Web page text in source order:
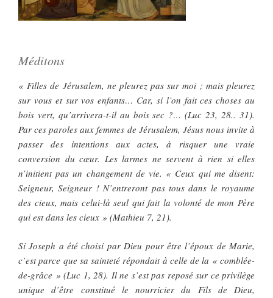
Méditons
« Filles de Jérusalem, ne pleurez pas sur moi ; mais pleurez
sur vous et sur vos enfants… Car, si l’on fait ces choses au
bois vert, qu’arrivera-t-il au bois sec ?… (Luc 23, 28.. 31).
Par ces paroles aux femmes de Jérusalem, Jésus nous invite à
passer des intentions aux actes, à risquer une vraie
conversion du cœur. Les larmes ne servent à rien si elles
n’initient pas un changement de vie. « Ceux qui me disent:
Seigneur, Seigneur ! N’entreront pas tous dans le royaume
des cieux, mais celui-là seul qui fait la volonté de mon Père
qui est dans les cieux » (Mathieu 7, 21).
Si Joseph a été choisi par Dieu pour être l’époux de Marie,
c’est parce que sa sainteté répondait à celle de la « comblée-
de-grâce » (Luc 1, 28). Il ne s’est pas reposé sur ce privilège
unique d’être constitué le nourricier du Fils de Dieu,